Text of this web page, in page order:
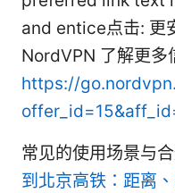
and entice点击: 更
NordVPN 了解更多
https://
常见的使用场景与
到北京高铁：距离